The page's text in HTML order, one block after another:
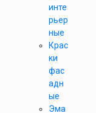
инте
рьер
ные
Крас
ки
фас
адн
ые
Эма